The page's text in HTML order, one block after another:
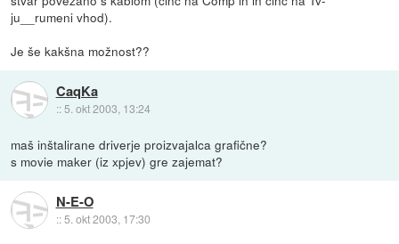
ju__rumeni vhod).
Je še kakšna možnost??
CaqKa
:: 5. okt 2003, 13:24
maš inštalirane driverje proizvajalca grafične?
s movie maker (iz xpjev) gre zajemat?
N-E-O
::5. okt 2003, 17:30